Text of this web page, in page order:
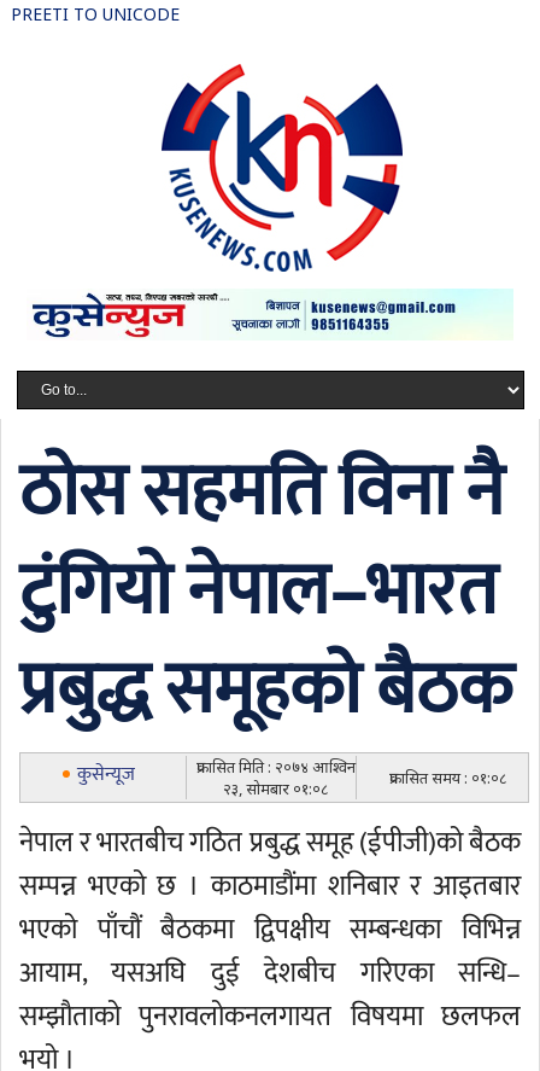
PREETI TO UNICODE
ठोस सहमति विना नै
टुंगियो नेपाल–भारत
प्रबुद्ध समूहको बैठक
कुसेन्यूज
प्रकासित मिति : २०७४ आश्विन
२३, सोमबार ०१:०८
प्रकासित समय : ०१:०८
नेपाल र भारतबीच गठित प्रबुद्ध समूह (ईपीजी)को बैठक
सम्पन्न भएको छ । काठमाडौंमा शनिबार र आइतबार
भएको पाँचौं बैठकमा द्विपक्षीय सम्बन्धका विभिन्न
आयाम, यसअघि दुई देशबीच गरिएका सन्धि–
सम्झौताको पुनरावलोकनलगायत विषयमा छलफल
भयो ।